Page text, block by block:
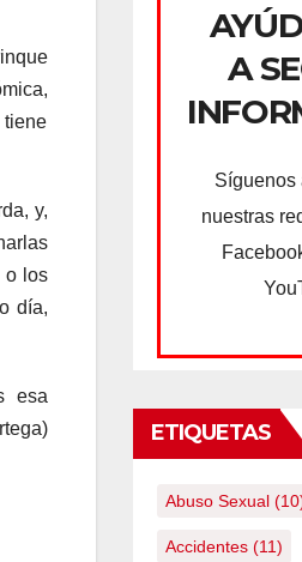
y,
o los
día,
esa
A
Síguenos
nuestras
ETIQUETAS
Abuso Sexual
Accidentes(11)